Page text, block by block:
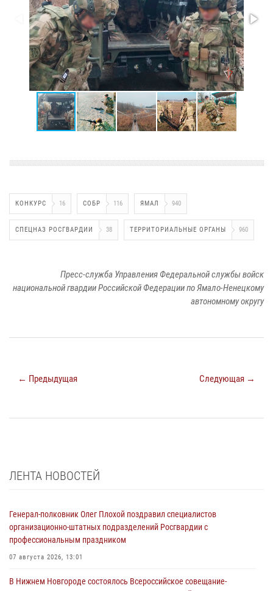
КОНКУРС 16 СОБР 116 ЯМАЛ 940
СПЕЦНАЗ РОСГВАРДИИ 38 ТЕРРИТОРИАЛЬНЫЕ ОРГАНЫ 960
Пресс-служба Управления Федеральной службы войск
национальной гвардии Российской Федерации по Ямало-Ненецкому
автономному округу
← Предыдущая Следующая →
ЛЕНТА НОВОСТЕЙ
Генерал-полковник Олег Плохой поздравил специалистов
организационно-штатных подразделений Росгвардии с
профессиональным праздником
07 августа 2026, 13:01
В Нижнем Новгороде состоялось Всероссийское совещание-